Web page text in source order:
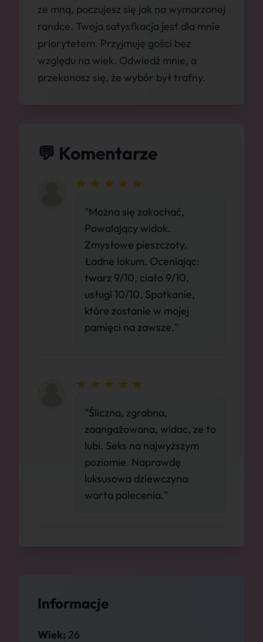
Informacje
Wiek: 26
ze mną, poczujesz się jak na wymarzonej
randce. Twoja satysfkacja jest dla mnie
priorytetem. Przyjmuję gości bez
względu na wiek. Odwiedź mnie, a
przekonasz się, że wybór był trafny.
💬 Komentarze
"Można się zakochać,
Powalający widok.
Zmysłowe pieszczoty.
Ładne lokum. Oceniając:
twarz 9/10, ciało 9/10,
usługi 10/10. Spotkanie,
które zostanie w mojej
pamięci na zawsze."
"Śliczna, zgrabna,
zaangażowana, widac, ze to
lubi. Seks na najwyższym
poziomie. Naprawdę
luksusowa dziewczyna
warta polecenia."